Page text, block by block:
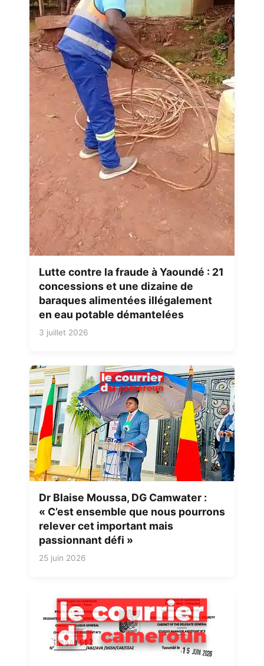
Lutte contre la fraude à Yaoundé : 21
concessions et une dizaine de
baraques alimentées illégalement
en eau potable démantelées
3 juillet 2026
Dr Blaise Moussa, DG Camwater :
« C’est ensemble que nous pourrons
relever cet important mais
passionnant défi »
25 juin 2026